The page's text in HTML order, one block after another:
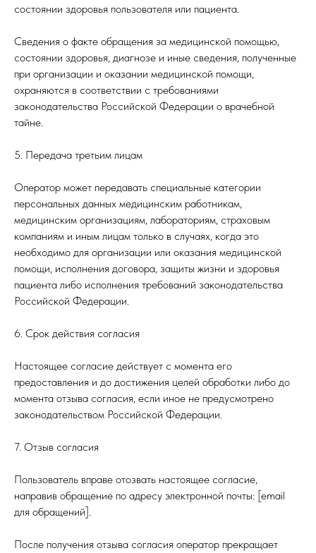
состоянии здоровья пользователя или пациента.
Сведения о факте обращения за медицинской помощью,
состоянии здоровья, диагнозе и иные сведения, полученные
при организации и оказании медицинской помощи,
охраняются в соответствии с требованиями
законодательства Российской Федерации о врачебной
тайне.
5. Передача третьим лицам
Оператор может передавать специальные категории
персональных данных медицинским работникам,
медицинским организациям, лабораториям, страховым
компаниям и иным лицам только в случаях, когда это
необходимо для организации или оказания медицинской
помощи, исполнения договора, защиты жизни и здоровья
пациента либо исполнения требований законодательства
Российской Федерации.
6. Срок действия согласия
Настоящее согласие действует с момента его
предоставления и до достижения целей обработки либо до
момента отзыва согласия, если иное не предусмотрено
законодательством Российской Федерации.
7. Отзыв согласия
Пользователь вправе отозвать настоящее согласие,
направив обращение по адресу электронной почты: [email
для обращений].
После получения отзыва согласия оператор прекращает